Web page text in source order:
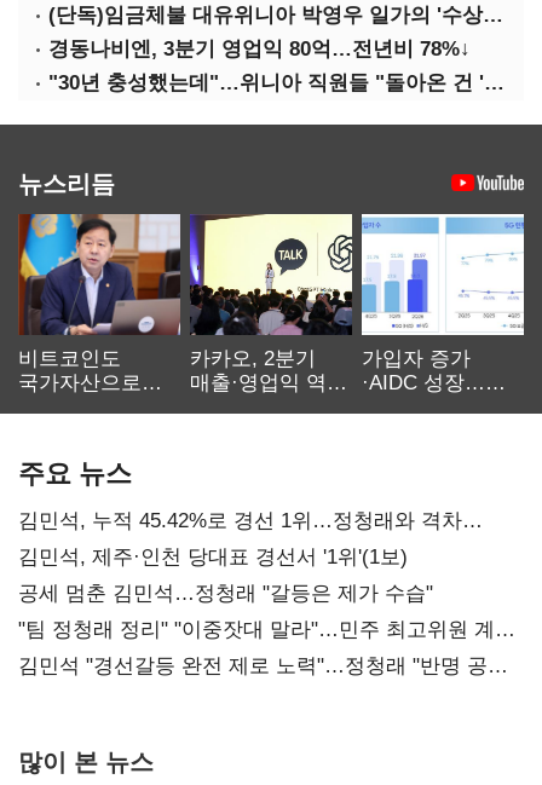
(단독)임금체불 대유위니아 박영우 일가의 '수상한 별장'
경동나비엔, 3분기 영업익 80억…전년비 78%↓
"30년 충성했는데"…위니아 직원들 "돌아온 건 '배신'"
뉴스리듬
비트코인도
국가자산으로…'
카카오, 2분기
매출·영업익 역대
가입자 증가
·AIDC 성장…
주요 뉴스
김민석, 누적 45.42%로 경선 1위…정청래와 격차
0.86%p(2보)
김민석, 제주·인천 당대표 경선서 '1위'(1보)
공세 멈춘 김민석…정청래 "갈등은 제가 수습"
"팀 정청래 정리" "이중잣대 말라"…민주 최고위원 계파
다툼 격화
김민석 "경선갈등 완전 제로 노력"…정청래 "반명 공세
많이 본 뉴스